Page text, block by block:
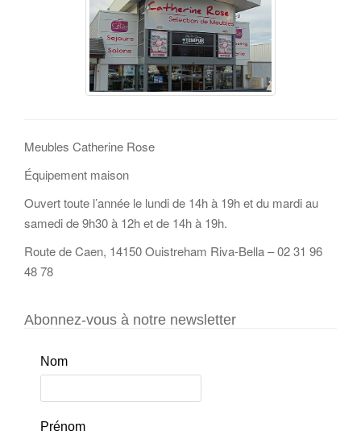
Meubles Catherine Rose
Équipement maison
Ouvert toute l’année le lundi de 14h à 19h et du mardi au
samedi de 9h30 à 12h et de 14h à 19h.
Route de Caen, 14150 Ouistreham Riva-Bella – 02 31 96
48 78
Abonnez-vous à notre newsletter
Nom
Prénom